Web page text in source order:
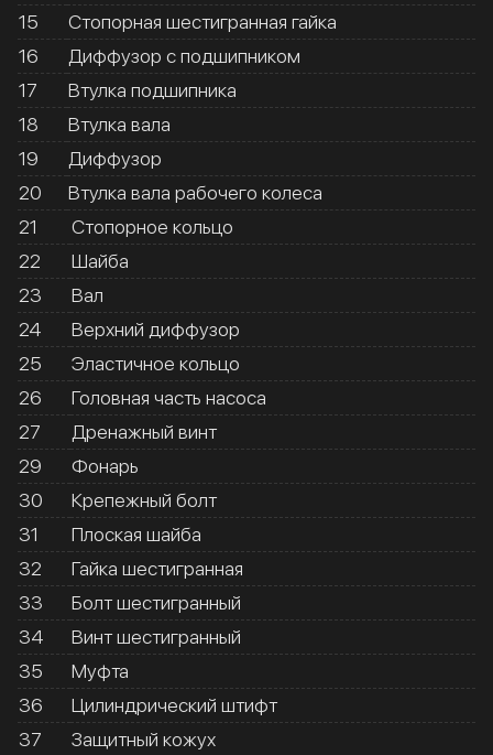
15
Стопорная шестигранная гайка
16
Диффузор с подшипником
17
Втулка подшипника
18
Втулка вала
19
Диффузор
20
Втулка вала рабочего колеса
21
Стопорное кольцо
22
Шайба
23
Вал
24
Верхний диффузор
25
Эластичное кольцо
26
Головная часть насоса
27
Дренажный винт
29
Фонарь
30
Крепежный болт
31
Плоская шайба
32
Гайка шестигранная
33
Болт шестигранный
34
Винт шестигранный
35
Муфта
36
Цилиндрический штифт
37
Защитный кожух